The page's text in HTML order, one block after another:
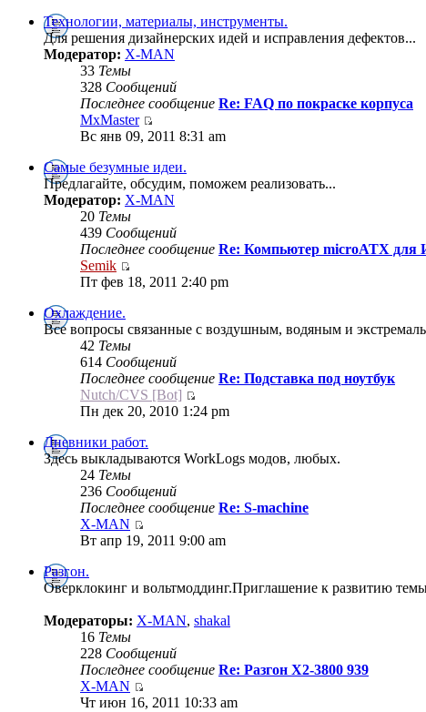
Технологии, материалы, инструменты.
Для решения дизайнерских идей и исправления дефектов...
Модератор: X-MAN
33 Темы
328 Сообщений
Последнее сообщение Re: FAQ по покраске корпуса
MxMaster
Вс янв 09, 2011 8:31 am
Самые безумные идеи.
Предлагайте, обсудим, поможем реализовать...
Модератор: X-MAN
20 Темы
439 Сообщений
Последнее сообщение Re: Компьютер microATX для
Semik
Пт фев 18, 2011 2:40 pm
Охлаждение.
Все вопросы связанные с воздушным, водяным и
42 Темы
614 Сообщений
Последнее сообщение Re: Подставка под ноутбук
Nutch/CVS [Bot]
Пн дек 20, 2010 1:24 pm
Дневники работ.
Здесь выкладываются WorkLogs модов, любых.
24 Темы
236 Сообщений
Последнее сообщение Re: S-machine
X-MAN
Вт апр 19, 2011 9:00 am
Разгон.
Оверклокинг и вольтмоддинг.Приглашение к развитию
Модераторы: X-MAN, shakal
16 Темы
228 Сообщений
Последнее сообщение Re: Разгон Х2-3800 939
X-MAN
Чт июн 16, 2011 10:33 am